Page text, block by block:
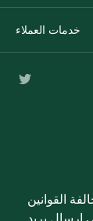
خدمات العملاء
القوانين
إرسال بريد